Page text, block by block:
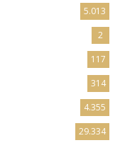
5.013
2
117
314
4.355
29.334